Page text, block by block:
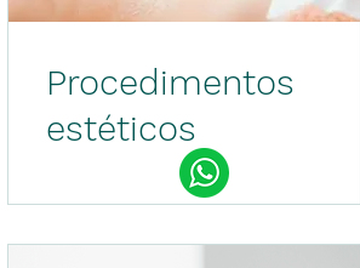
Procedimentos
estéticos